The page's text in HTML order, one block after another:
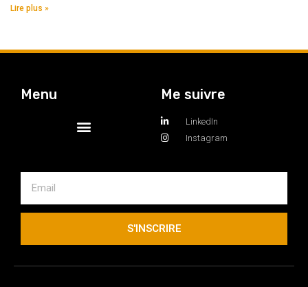
Lire plus »
Menu Me suivre
LinkedIn
Instagram
S'INSCRIRE